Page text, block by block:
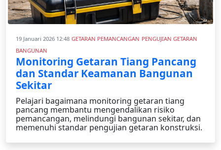
19 Januari 2026 12:48 GETARAN PEMANCANGAN PENGUJIAN GETARAN
BANGUNAN
Monitoring Getaran Tiang Pancang
dan Standar Keamanan Bangunan
Sekitar
Pelajari bagaimana monitoring getaran tiang
pancang membantu mengendalikan risiko
pemancangan, melindungi bangunan sekitar, dan
memenuhi standar pengujian getaran konstruksi.